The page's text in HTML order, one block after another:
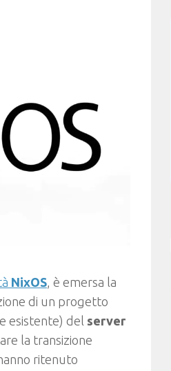
NixOS, è emersa la
di un progetto
esistente) del server
la transizione
ritenuto